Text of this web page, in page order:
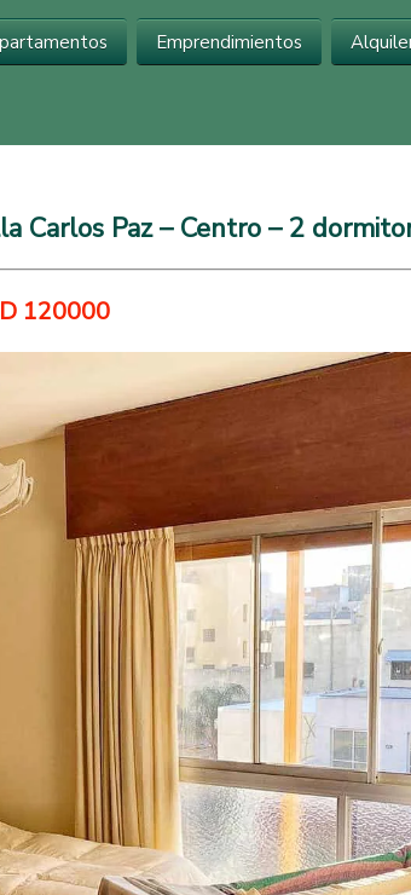
en Carlos PazEmprendimientos
Carlos Paz – Centro – 2
120000